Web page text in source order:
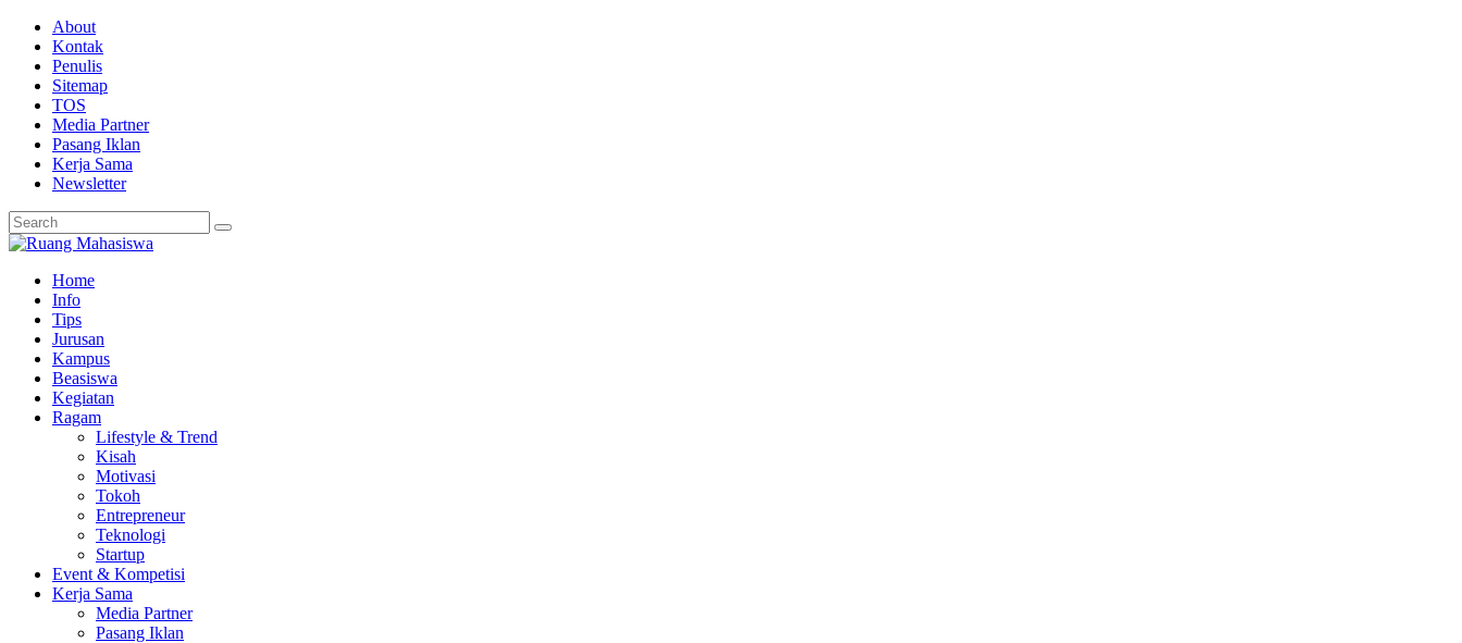
About
Kontak
Penulis
Sitemap
TOS
Media Partner
Pasang Iklan
Kerja Sama
Newsletter
Home
Info
Tips
Jurusan
Kampus
Beasiswa
Kegiatan
Ragam
Lifestyle & Trend
Kisah
Motivasi
Tokoh
Entrepreneur
Teknologi
Startup
Event & Kompetisi
Kerja Sama
Media Partner
Pasang Iklan